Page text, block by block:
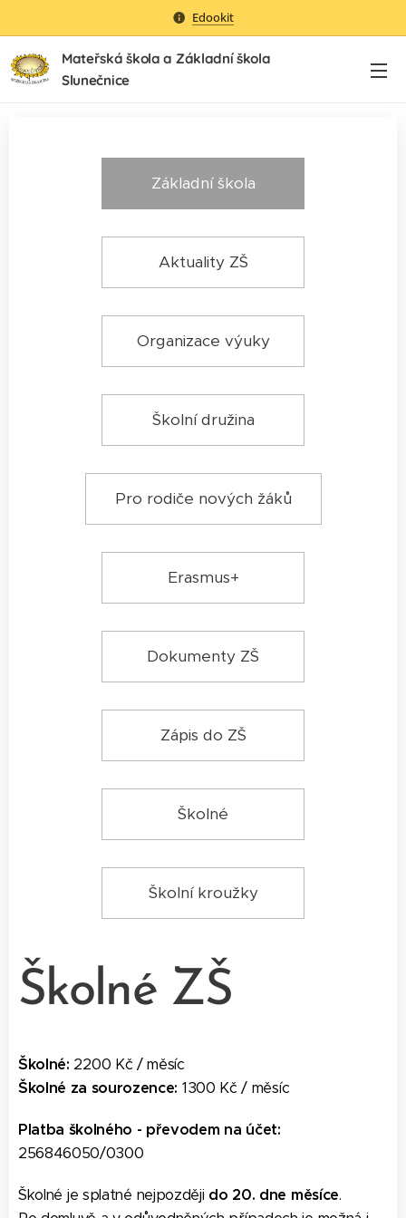
Edookit
Mateřská škola a Základní škola
Slunečnice
Základní škola
Aktuality ZŠ
Organizace výuky
Školní družina
Pro rodiče nových žáků
Erasmus+
Dokumenty ZŠ
Zápis do ZŠ
Školné
Školní kroužky
Školné ZŠ
Školné: 2200 Kč / měsíc
Školné za sourozence: 1300 Kč / měsíc
Platba školného - převodem na účet:
256846050/0300
Školné je splatné nejpozději do 20. dne měsíce.